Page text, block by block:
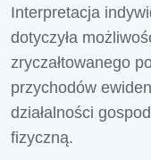
Interpretacja
dotyczyła
zryczałtowanego
przychodów
działalności
fizyczną.